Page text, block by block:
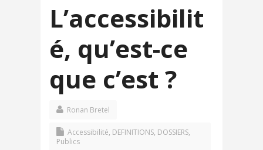
L’accessibilit
é, qu’est-ce
que c’est ?
Ronan Bretel
Accessibilité, DEFINITIONS, DOSSIERS,
Publics